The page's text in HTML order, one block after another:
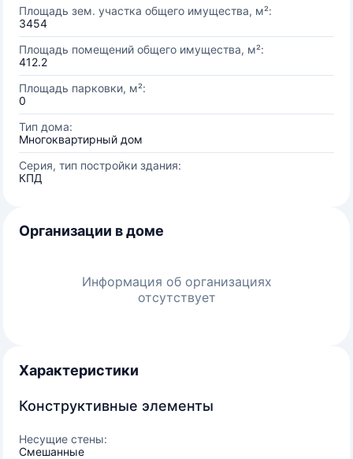
Площадь зем. участка общего имущества, м²:
3454
Площадь помещений общего имущества, м²:
412.2
Площадь парковки, м²:
0
Тип дома:
Многоквартирный дом
Серия, тип постройки здания:
КПД
Организации в доме
Информация об организациях
отсутствует
Характеристики
Конструктивные элементы
Несущие стены:
Смешанные